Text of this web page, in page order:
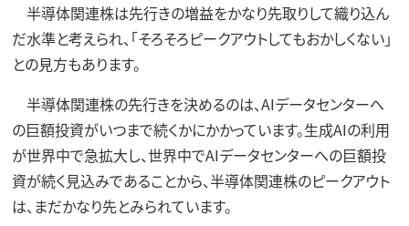
半導体関連株は先行きの増益をかなり先取りして織り込ん
だ水準と考えられ、「そろそろピークアウトしてもおかしくない」
との見方もあります。
半導体関連株の先行きを決めるのは、AIデータセンターへ
の巨額投資がいつまで続くかにかかっています。生成AIの利用
が世界中で急拡大し、世界中でAIデータセンターへの巨額投
資が続く見込みであることから、半導体関連株のピークアウト
は、まだかなり先とみられています。